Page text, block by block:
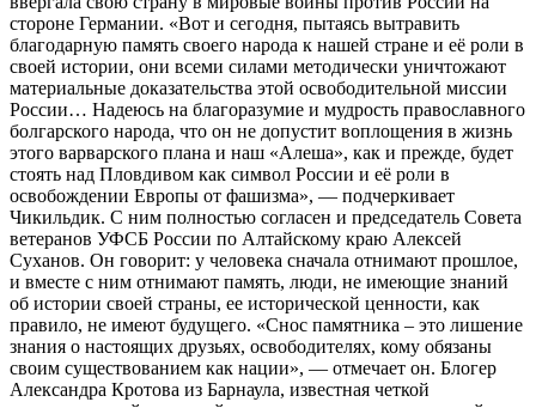
стороне Германии. «Вот и сегодня, пытаясь вытравить
благодарную память своего народа к нашей стране и её роли в
своей истории, они всеми силами методически уничтожают
материальные доказательства этой освободительной миссии
России… Надеюсь на благоразумие и мудрость православного
болгарского народа, что он не допустит воплощения в жизнь
этого варварского плана и наш «Алеша», как и прежде, будет
стоять над Пловдивом как символ России и её роли в
освобождении Европы от фашизма», — подчеркивает
Чикильдик. С ним полностью согласен и председатель Совета
ветеранов УФСБ России по Алтайскому краю Алексей
Суханов. Он говорит: у человека сначала отнимают прошлое,
и вместе с ним отнимают память, люди, не имеющие знаний
об истории своей страны, ее исторической ценности, как
правило, не имеют будущего. «Снос памятника – это лишение
знания о настоящих друзьях, освободителях, кому обязаны
своим существованием как нации», — отмечает он. Блогер
Александра Кротова из Барнаула, известная четкой